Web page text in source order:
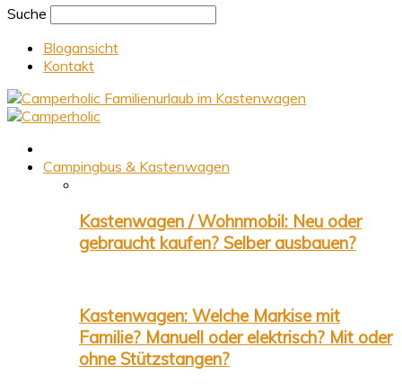
Suche
Blogansicht
Kontakt
Familienurlaub im Kastenwagen
Campingbus & Kastenwagen
Kastenwagen / Wohnmobil: Neu oder
gebraucht kaufen? Selber ausbauen?
Kastenwagen: Welche Markise mit
Familie? Manuell oder elektrisch? Mit oder
ohne Stützstangen?